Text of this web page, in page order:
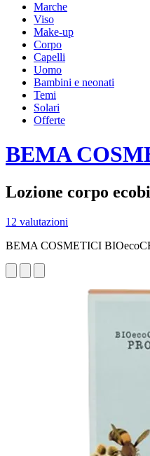
Marche
Viso
Make-up
Corpo
Capelli
Uomo
Bambini e neonati
Temi
Solari
Offerte
BEMA
Lozione corpo
12 valutazioni
BEMA COSMETICI